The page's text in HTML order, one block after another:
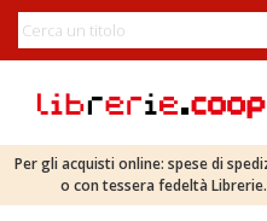
Per gli acquisti online: spese di
o con tessera fedeltà